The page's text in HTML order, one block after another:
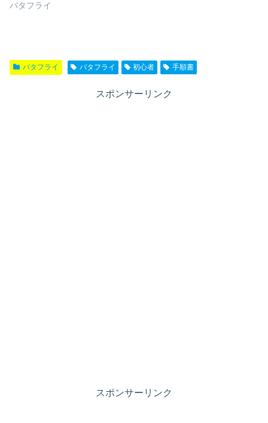
バタフライ
バタフライ バタフライ 初心者 手順書
スポンサーリンク
スポンサーリンク